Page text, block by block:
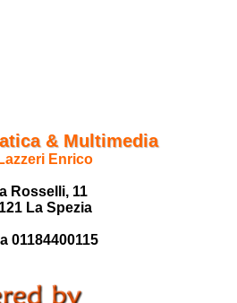
& Multimedia
Enrico
Rosselli, 11
La Spezia
01184400115